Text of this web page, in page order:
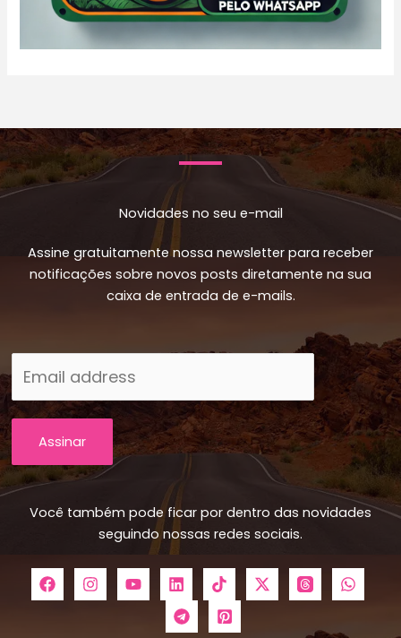
Novidades no seu e-mail
Assine gratuitamente nossa newsletter para receber
notificações sobre novos posts diretamente na sua
caixa de entrada de e-mails.
Assinar
Você também pode ficar por dentro das novidades
seguindo nossas redes sociais.